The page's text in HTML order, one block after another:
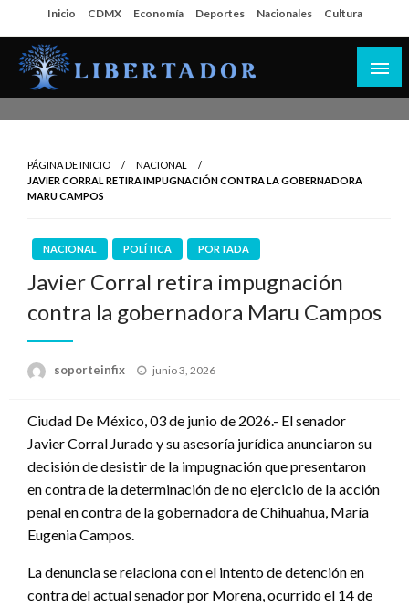
al
contenido
Inicio CDMX Economía Deportes Nacionales Cultura
PÁGINA DE INICIO
NACIONAL
JAVIER CORRAL RETIRA IMPUGNACIÓN CONTRA LA GOBERNADORA
MARU CAMPOS
NACIONAL POLÍTICA PORTADA
Javier Corral retira impugnación
contra la gobernadora Maru Campos
soporteinfix
Publicado
junio 3, 2026
Ciudad De México, 03 de junio de 2026.- El senador
Javier Corral Jurado y su asesoría jurídica anunciaron su
decisión de desistir de la impugnación que presentaron
en contra de la determinación de no ejercicio de la acción
penal en contra de la gobernadora de Chihuahua, María
Eugenia Campos.
La denuncia se relaciona con el intento de detención en
contra del actual senador por Morena, ocurrido el 14 de